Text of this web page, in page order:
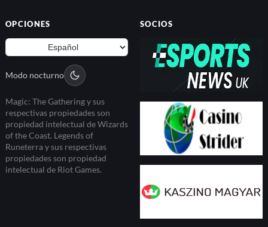
OPCIONES
Modo nocturno
Magic: The Gathering y sus
respectivas propiedades son
propiedad intelectual de Wizards
of the Coast. Legends of
Runeterra y sus respectivas
propiedades son propiedad
intelectual de Riot Games.
SOCIOS